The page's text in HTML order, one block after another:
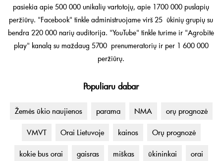
pasiekia apie 500 000 unikalių vartotojų, apie 1700 000 puslapių
peržiūrų. "Facebook" tinkle administruojame virš 25 ūkinių grupių su
bendra 220 000 narių auditorija. "YouTube" tinkle turime ir "Agrobitė
play" kanalą su maždaug 5700 prenumeratorių ir per 1 600 000
peržiūrų.
Populiaru dabar
Žemės ūkio naujienos parama NMA orų prognozė
VMVT Orai Lietuvoje kainos Orų prognozė
kokie bus orai gaisras miškas ūkininkai orai